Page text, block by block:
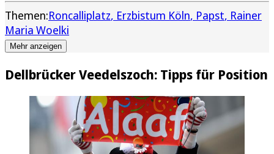
Themen:Roncalliplatz Erzbistum Köln Papst Rainer
Maria Woelki
Mehr anzeigen
Dellbrücker Veedelszoch: Tipps für Position